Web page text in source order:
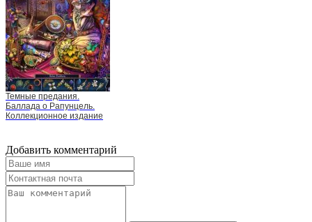
Темные предания.
Баллада о Рапунцель.
Коллекционное издание
Добавить комментарий